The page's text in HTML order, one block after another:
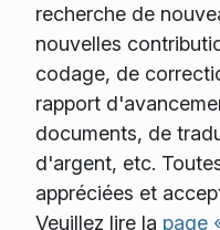
recherche de
nouvelles
codage, de
rapport
documents, de
d'argent, etc.
appréciées et
Veuillez lire la page